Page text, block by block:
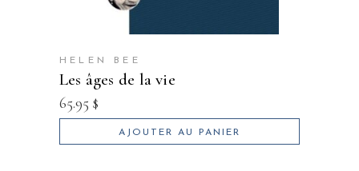
HELEN BEE
les âges de la vie
65.95 $
AJOUTER AU PANIER